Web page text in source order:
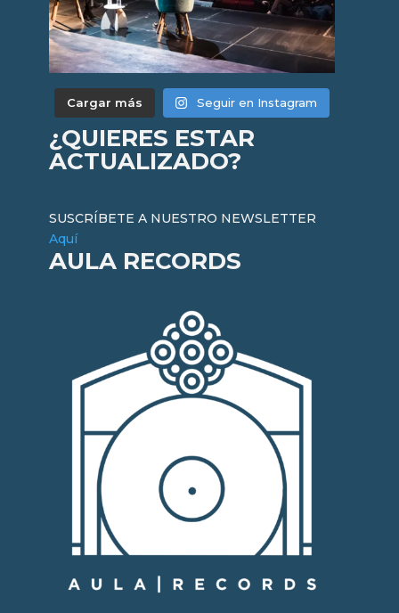
Cargar más Seguir en Instagram
¿QUIERES ESTAR
ACTUALIZADO?
SUSCRÍBETE A NUESTRO NEWSLETTER
Aquí
AULA RECORDS